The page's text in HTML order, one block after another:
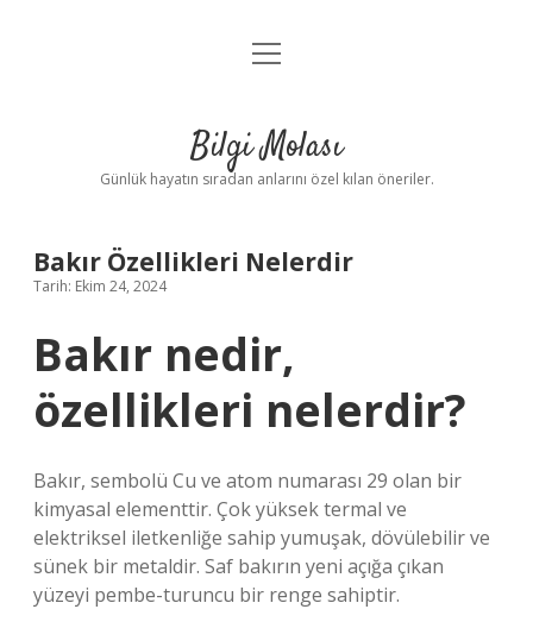
Anasayfa
Yasal Uyarı
menüyü
Bilgi Molası
Günlük hayatın sıradan anlarını özel kılan öneriler.
Bakır Özellikleri Nelerdir
Tarih: Ekim 24, 2024
Bakır nedir,
özellikleri nelerdir?
Bakır, sembolü Cu ve atom numarası 29 olan bir
kimyasal elementtir. Çok yüksek termal ve
elektriksel iletkenliğe sahip yumuşak, dövülebilir ve
sünek bir metaldir. Saf bakırın yeni açığa çıkan
yüzeyi pembe-turuncu bir renge sahiptir.